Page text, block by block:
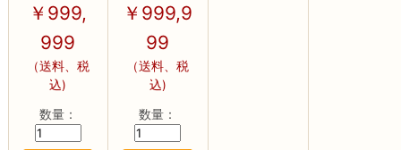
￥ 999,
999
（送料、税
込)
数量：
￥ 999,9
99
（送料、税
込)
数量：